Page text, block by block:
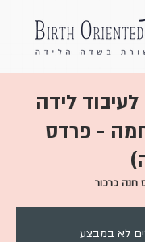
מעגל B.O.T לעיבוד לידה
- פרדס
חנה כרכור
לא במבצע